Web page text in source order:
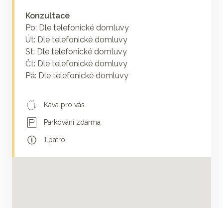
Konzultace
Po: Dle telefonické domluvy
Út: Dle telefonické domluvy
St: Dle telefonické domluvy
Čt: Dle telefonické domluvy
Pá: Dle telefonické domluvy
Káva pro vás
Parkování zdarma
1.patro